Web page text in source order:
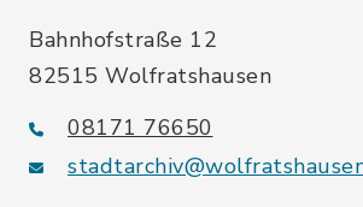
Bahnhofstraße 12
82515 Wolfratshausen
08171 76650